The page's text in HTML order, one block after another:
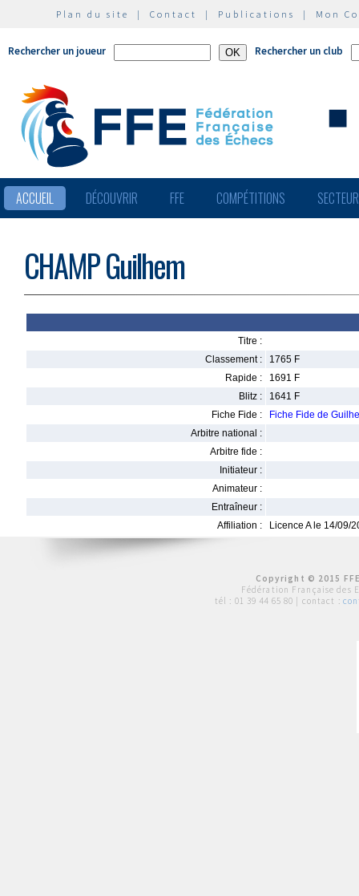
Plan du site | Contact | Publications | Mon
Rechercher un joueur Rechercher un club
ACCUEIL DÉCOUVRIR FFE COMPÉTITIONS
CHAMP Guilhem
Titre :
Classement :
1765 F
Rapide :
1691 F
Blitz :
1641 F
Fiche Fide :
Fiche Fide de
Arbitre national :
Arbitre fide :
Initiateur :
Animateur :
Entraîneur :
Affiliation :
Licence A le 14/09/
Copyright © 2015
Fédération Française des
tél : 01 39 44 65 80 | contact :